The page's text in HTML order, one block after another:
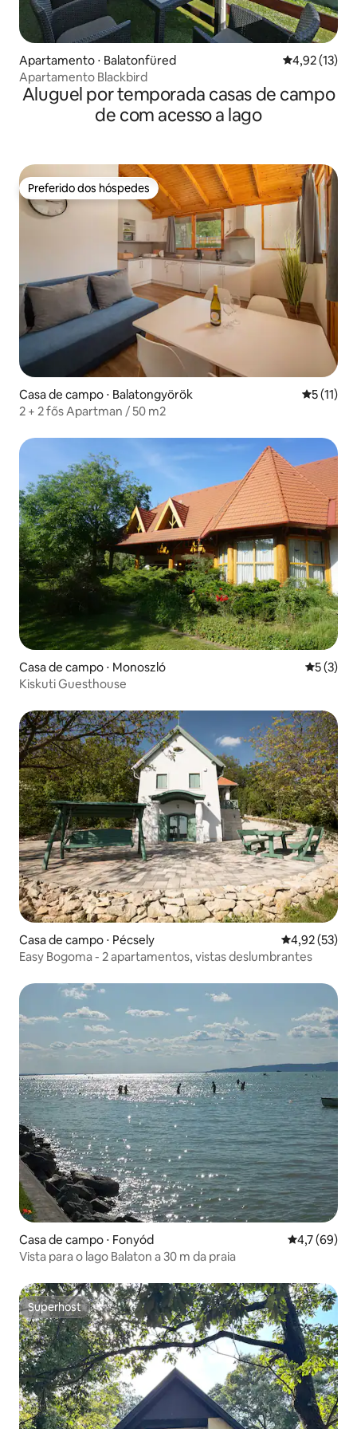
Apartamento ⋅ Balatonfüred 4,92 de uma
4,92 (13)
Apartamento Blackbird
Aluguel por temporada casas de campo
de com acesso a lago
Preferido dos hóspedes
Preferido dos hóspedes
Casa de campo ⋅ Balatongyörök 5 de uma
5 (11)
2 + 2 fős Apartman / 50 m2
Casa de campo ⋅ Monoszló 5 de
5 (3)
Kiskuti Guesthouse
Casa de campo ⋅ Pécsely 4,92 de uma
4,92 (53)
Easy Bogoma - 2 apartamentos, vistas deslumbrantes
Casa de campo ⋅ Fonyód 4,7 de uma
4,7 (69)
Vista para o lago Balaton a 30 m da praia
Superhost
Superhost